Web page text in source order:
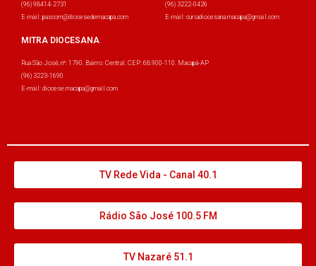
(96) 98414-2731
E-mail: pascom@diocesedemacapa.com
(96) 3222-0426
E-mail: curiadiocesana.macapa@gmail.com
MITRA DIOCESANA
Rua São José, nº: 1790. Bairro: Central. CEP: 68.900-110. Macapá-AP
(96) 3223-1690
E-mail: diocese.macapa@gmail.com
TV Rede Vida - Canal 40.1
Rádio São José 100.5 FM
TV Nazaré 51.1